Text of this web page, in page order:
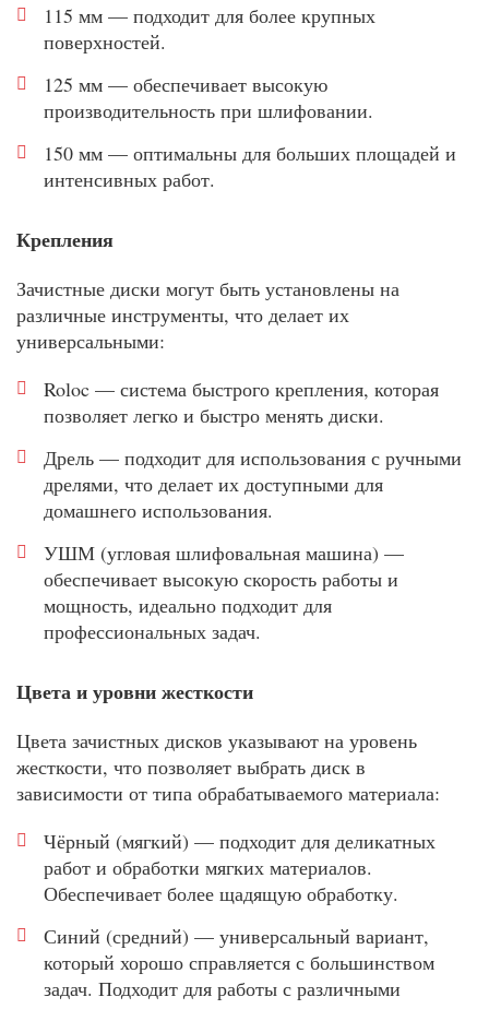
115 мм — подходит для более крупных
поверхностей.
125 мм — обеспечивает высокую
производительность при шлифовании.
150 мм — оптимальны для больших площадей и
интенсивных работ.
Крепления
Зачистные диски могут быть установлены на
различные инструменты, что делает их
универсальными:
Roloc — система быстрого крепления, которая
позволяет легко и быстро менять диски.
Дрель — подходит для использования с ручными
дрелями, что делает их доступными для
домашнего использования.
УШМ (угловая шлифовальная машина) —
обеспечивает высокую скорость работы и
мощность, идеально подходит для
профессиональных задач.
Цвета и уровни жесткости
Цвета зачистных дисков указывают на уровень
жесткости, что позволяет выбрать диск в
зависимости от типа обрабатываемого материала:
Чёрный (мягкий) — подходит для деликатных
работ и обработки мягких материалов.
Обеспечивает более щадящую обработку.
Синий (средний) — универсальный вариант,
который хорошо справляется с большинством
задач. Подходит для работы с различными